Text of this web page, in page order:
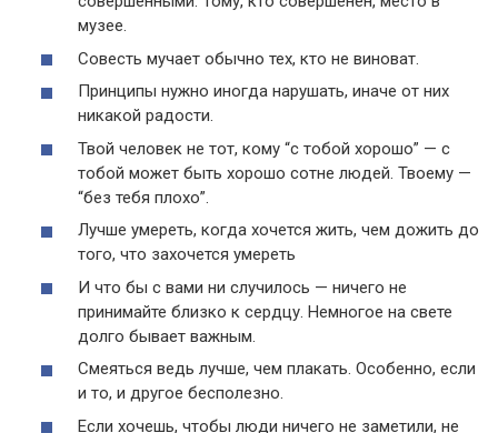
музее.
Совесть мучает обычно тех, кто не виноват.
Принципы нужно иногда нарушать, иначе от них
никакой радости.
Твой человек не тот, кому “с тобой хорошо” — с
тобой может быть хорошо сотне людей. Твоему —
“без тебя плохо”.
Лучше умереть, когда хочется жить, чем дожить до
того, что захочется умереть
И что бы с вами ни случилось — ничего не
принимайте близко к сердцу. Немногое на свете
долго бывает важным.
Смеяться ведь лучше, чем плакать. Особенно, если
и то, и другое бесполезно.
Если хочешь, чтобы люди ничего не заметили, не